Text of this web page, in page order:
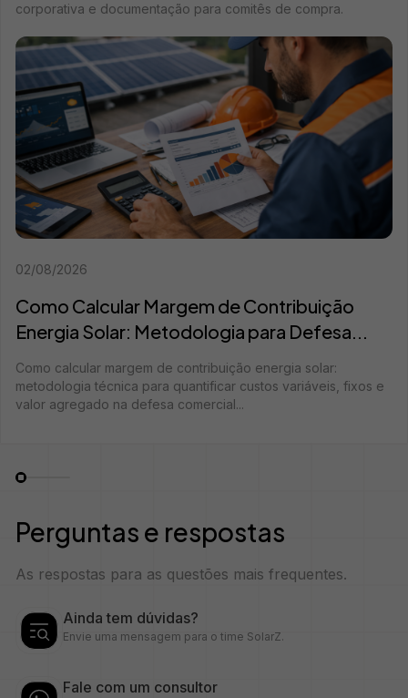
corporativa e documentação para comitês de compra.
02/08/2026
Como Calcular Margem de Contribuição
Energia Solar: Metodologia para Defesa...
Como calcular margem de contribuição energia solar:
metodologia técnica para quantificar custos variáveis, fixos e
valor agregado na defesa comercial...
Perguntas e respostas
As respostas para as questões mais frequentes.
Ainda tem dúvidas?
Envie uma mensagem para o time SolarZ.
Fale com um consultor